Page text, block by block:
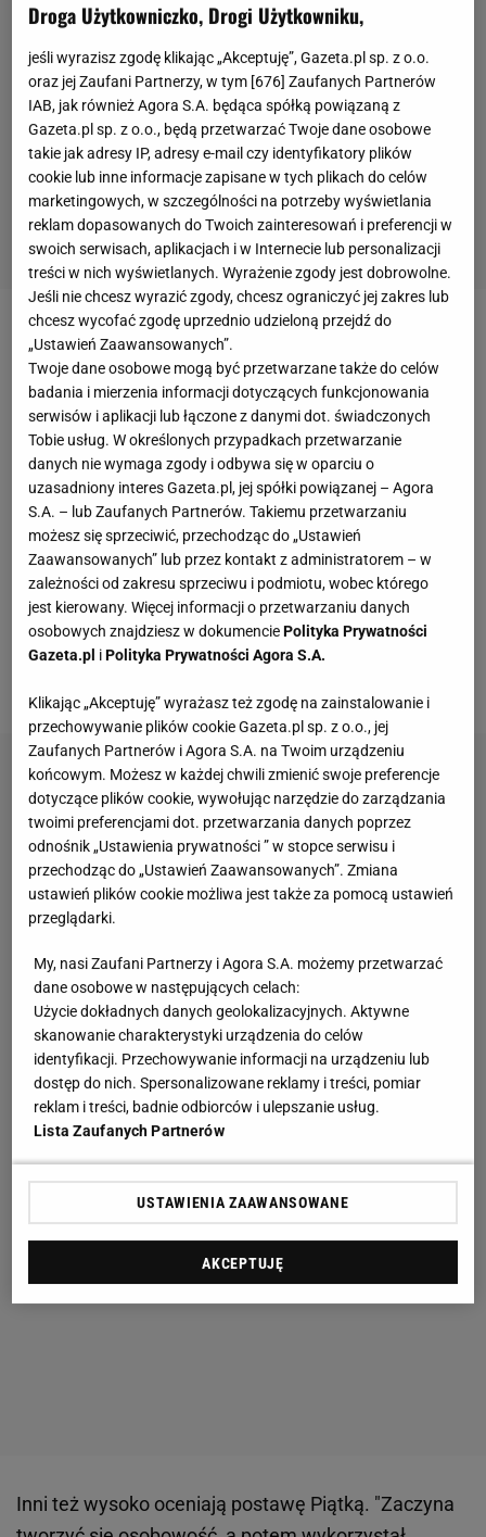
Zobacz wideo
Piątek w 17. minucie wykorzystał fatalny błąd
bramkarza Romy. Z dystansu uderzył
Oscar Hiljemark, piłka leciała w środek bramki, ale
Robin Olsen nie złapał jej w ręce. Futbolówka
przeleciała mu między nogami. Zanim zorientował
się, co się dzieje, dopadł do niej Piątek, który
wślizgiem wepchnął ją do bramki. "La Gazzetta dello
Sport" o tym zagraniu Polaka pisze, że wykorzystał
fatalny błąd bramkarza, ale i chwali go za agresywny
Inni też wysoko oceniają postawę Piątką. "Zaczyna
Droga Użytkowniczko, Drogi Użytkowniku,
jeśli wyrazisz zgodę klikając „Akceptuję”, Gazeta.pl sp. z o.o.
oraz jej Zaufani Partnerzy, w tym [676] Zaufanych Partnerów
IAB, jak również Agora S.A. będąca spółką powiązaną z
Gazeta.pl sp. z o.o., będą przetwarzać Twoje dane osobowe
takie jak adresy IP, adresy e-mail czy identyfikatory plików
cookie lub inne informacje zapisane w tych plikach do celów
marketingowych, w szczególności na potrzeby wyświetlania
reklam dopasowanych do Twoich zainteresowań i preferencji w
swoich serwisach, aplikacjach i w Internecie lub personalizacji
treści w nich wyświetlanych. Wyrażenie zgody jest dobrowolne.
Jeśli nie chcesz wyrazić zgody, chcesz ograniczyć jej zakres lub
chcesz wycofać zgodę uprzednio udzieloną przejdź do
„Ustawień Zaawansowanych”.
Twoje dane osobowe mogą być przetwarzane także do celów
badania i mierzenia informacji dotyczących funkcjonowania
serwisów i aplikacji lub łączone z danymi dot. świadczonych
Tobie usług. W określonych przypadkach przetwarzanie
danych nie wymaga zgody i odbywa się w oparciu o
uzasadniony interes Gazeta.pl, jej spółki powiązanej – Agora
S.A. – lub Zaufanych Partnerów. Takiemu przetwarzaniu
możesz się sprzeciwić, przechodząc do „Ustawień
Zaawansowanych” lub przez kontakt z administratorem – w
zależności od zakresu sprzeciwu i podmiotu, wobec którego
jest kierowany. Więcej informacji o przetwarzaniu danych
osobowych znajdziesz w dokumenciePolityka Prywatności
Gazeta.pl iPolityka Prywatności Agora S.A.
Klikając „Akceptuję” wyrażasz też zgodę na zainstalowanie i
przechowywanie plików cookie Gazeta.pl sp. z o.o., jej
Zaufanych Partnerów i Agora S.A. na Twoim urządzeniu
końcowym. Możesz w każdej chwili zmienić swoje preferencje
dotyczące plików cookie, wywołując narzędzie do zarządzania
twoimi preferencjami dot. przetwarzania danych poprzez
odnośnik „Ustawienia prywatności ” w stopce serwisu i
przechodząc do „Ustawień Zaawansowanych”. Zmiana
ustawień plików cookie możliwa jest także za pomocą ustawień
przeglądarki.
My, nasi Zaufani Partnerzy i Agora S.A. możemy przetwarzać
dane osobowe w następujących celach:
Użycie dokładnych danych geolokalizacyjnych. Aktywne
skanowanie charakterystyki urządzenia do celów
identyfikacji. Przechowywanie informacji na urządzeniu lub
dostęp do nich. Spersonalizowane reklamy i treści, pomiar
reklam i treści, badnie odbiorców i ulepszanie usług.
Lista Zaufanych Partnerów
USTAWIENIA ZAAWANSOWANE
AKCEPTUJĘ